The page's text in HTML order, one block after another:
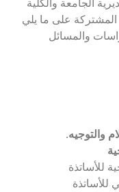
الجامعة والكلية
المشتركة على ما يلي
والمسائل
والتوجيه.
للأساتذة
للأساتذة